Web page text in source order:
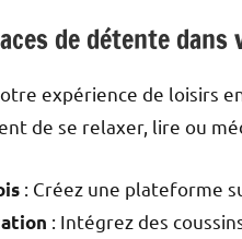
de détente
expérience de loisirs
de se relaxer, lire ou
: Créez une plateforme
: Intégrez des